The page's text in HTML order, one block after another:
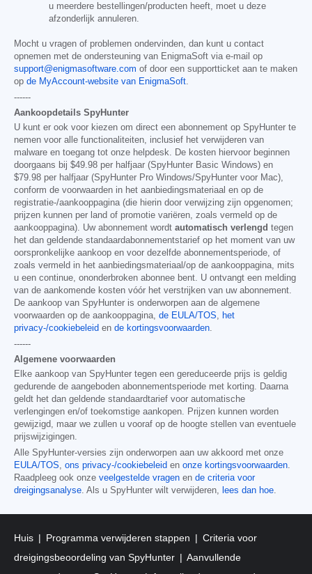
u meerdere bestellingen/producten heeft, moet u deze
afzonderlijk annuleren.
Mocht u vragen of problemen ondervinden, dan kunt u contact
opnemen met de ondersteuning van EnigmaSoft via e-mail op
support@enigmasoftware.com of door een supportticket aan te maken
op de MyAccount-website van EnigmaSoft.
------
Aankoopdetails SpyHunter
U kunt er ook voor kiezen om direct een abonnement op SpyHunter te
nemen voor alle functionaliteiten, inclusief het verwijderen van
malware en toegang tot onze helpdesk. De kosten hiervoor beginnen
doorgaans bij $49.98 per halfjaar (SpyHunter Basic Windows) en
$79.98 per halfjaar (SpyHunter Pro Windows/SpyHunter voor Mac),
conform de voorwaarden in het aanbiedingsmateriaal en op de
registratie-/aankooppagina (die hierin door verwijzing zijn opgenomen;
prijzen kunnen per land of promotie variëren, zoals vermeld op de
aankooppagina). Uw abonnement wordt automatisch verlengd tegen
het dan geldende standaardabonnementstarief op het moment van uw
oorspronkelijke aankoop en voor dezelfde abonnementsperiode, of
zoals vermeld in het aanbiedingsmateriaal/op de aankooppagina, mits
u een continue, ononderbroken abonnee bent. U ontvangt een melding
van de aankomende kosten vóór het verstrijken van uw abonnement.
De aankoop van SpyHunter is onderworpen aan de algemene
voorwaarden op de aankooppagina, de EULA/TOS, het
privacy-/cookiebeleid en de kortingsvoorwaarden.
------
Algemene voorwaarden
Elke aankoop van SpyHunter tegen een gereduceerde prijs is geldig
gedurende de aangeboden abonnementsperiode met korting. Daarna
geldt het dan geldende standaardtarief voor automatische
verlengingen en/of toekomstige aankopen. Prijzen kunnen worden
gewijzigd, maar we zullen u vooraf op de hoogte stellen van eventuele
prijswijzigingen.
Alle SpyHunter-versies zijn onderworpen aan uw akkoord met onze
EULA/TOS, ons privacy-/cookiebeleid en onze kortingsvoorwaarden.
Raadpleeg ook onze veelgestelde vragen en de criteria voor
dreigingsanalyse. Als u SpyHunter wilt verwijderen, lees dan hoe.
Huis Programma verwijderen stappen
Criteria voor
dreigingsbeoordeling van SpyHunter
Aanvullende